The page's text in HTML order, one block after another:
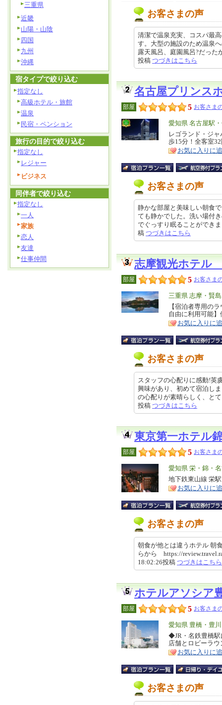
お客さまの声
清潔で温泉充実、コスパ最
す。大型の施設のため温泉
露天風呂、庭園風呂?だっ
投稿 つづきはこちら
名古屋プリンス
部屋 5 お客さま
エ
リ
ア
愛知県 名古屋駅
特
徴
レゴランド・ジ
歩15分！全客室
お気に入りに
お客さまの声
静かな部屋と美味しい朝食
ても静かでした。洗い場付
でぐっすり眠ることができ
稿 つづきはこちら
志摩観光ホテ
部屋 5 お客さま
エ
リ
ア
三重県 志摩・賢島
特
徴
【宿泊者専用の
自由に利用可能
お気に入りに
お客さまの声
スタッフの心配りに感動!英
興味があり、初めて宿泊し
の心配りが素晴らしく、と
投稿 つづきはこちら
東京第一ホテル
部屋 5 お客さま
エ
リ
ア
愛知県 栄・錦・
特
徴
地下鉄東山線 栄
お気に入りに
お客さまの声
朝食が他とは違うホテル 朝
らから https://
18:02:26投稿 つづきはこちら
ホテルアソシア
部屋 5 お客さま
エ
リ
ア
愛知県 豊橋・豊
特
徴
◆JR・名鉄豊橋駅
店舗とロビーラ
お気に入りに
お客さまの声
三重県
近畿
山陽・山陰
四国
九州
沖縄
宿タイプで絞り込む
指定なし
高級ホテル・旅館
温泉
民宿・ペンション
旅行の目的で絞り込む
指定なし
レジャー
ビジネス
同伴者で絞り込む
指定なし
一人
家族
恋人
友達
仕事仲間